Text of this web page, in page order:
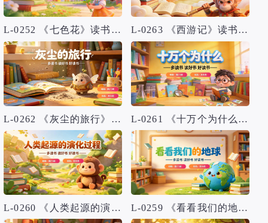
L-0252 《七色花》读书分享PPT模板 L-0263 《西游记》读书分享PPT模板
L-0262 《灰尘的旅行》读书分享PPT模板 L-0261 《十万个为什么》读书分享PPT模板
L-0260 《人类起源的演化过程》读书分享PPT模板 L-0259 《看看我们的地球》读书分享PPT模板